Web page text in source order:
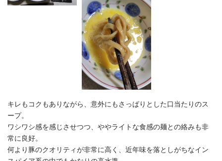
キレもコクもありながら、意外にもさっぱりとした口当たりのス
ープ。
ワシワシ感を感じさせつつ、ややライトな食感の麺との絡みも非
常に良好。
何より豚のクオリティが非常に高く、近年味を落としがちなイン